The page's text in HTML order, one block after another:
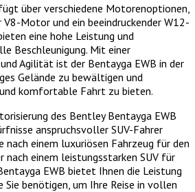
über verschiedene Motorenoptionen,
Motor und ein beeindruckender W12-
eine hohe Leistung und
Beschleunigung. Mit einer
Agilität ist der Bentayga EWB in der
Gelände zu bewältigen und
komfortable Fahrt zu bieten.
des Bentley Bentayga EWB
anspruchsvoller SUV-Fahrer
nach einem luxuriösen Fahrzeug für den
nach einem leistungsstarken SUV für
EWB bietet Ihnen die Leistung
Sie benötigen, um Ihre Reise in vollen